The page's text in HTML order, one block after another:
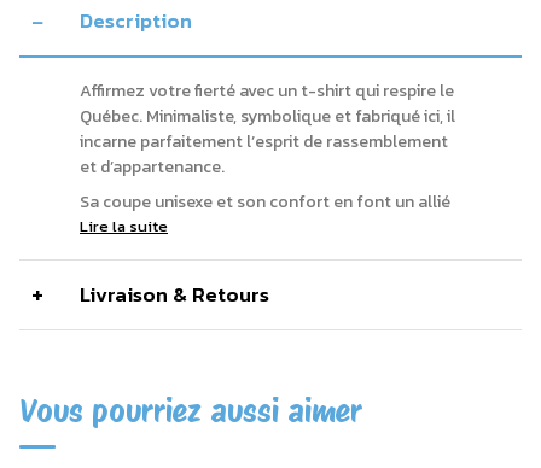
Description
Affirmez votre fierté avec un t-shirt qui respire le
Québec. Minimaliste, symbolique et fabriqué ici, il
incarne parfaitement l’esprit de rassemblement
et d’appartenance.
Sa coupe unisexe et son confort en font un allié
Lire la suite
Livraison & Retours
Vous pourriez aussi aimer